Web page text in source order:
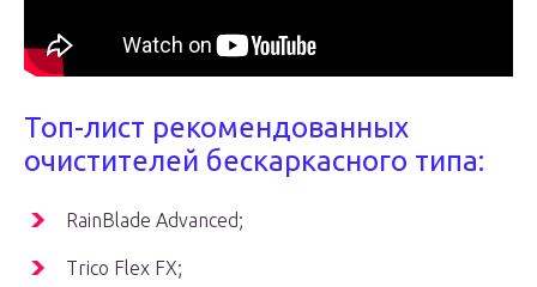
Топ-лист рекомендованных
очистителей бескаркасного типа:
RainBlade Advanced;
Trico Flex FX;